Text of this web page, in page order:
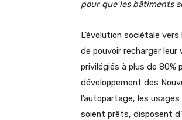
pour que les bâtiments
L’évolution sociétale
de pouvoir recharger
privilégiés à plus de 80%
développement des
l’autopartage, les
soient prêts, disposent